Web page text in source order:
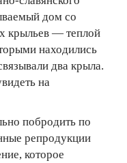
дом со
крыльев — теплой
находились
два крыла.
на
побродить по
репродукции
которое